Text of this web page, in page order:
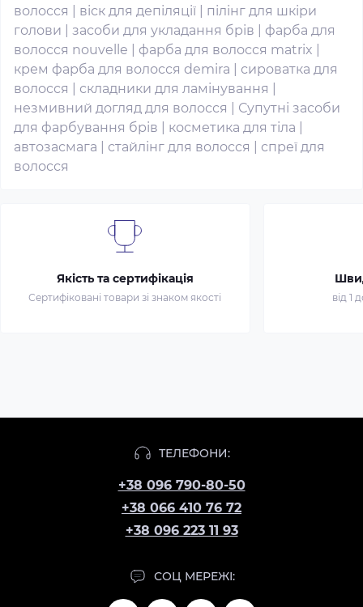
волосся
віск для депіляції
пілінг для шкіри
голови
засоби для укладання брів
фарба для
волосся nouvelle
фарба для волосся matrix
крем фарба для волосся demira
сироватка для
волосся
складники для ламінування
незмивний догляд для волосся
Супутні засоби
для фарбування брів
косметика для тіла
автозасмага
стайлінг для волосся
спреї для
волосся
Якість та сертифікація
Сертифіковані товари зі знаком якості від 1
ТЕЛЕФОНИ:
+38 096 790-80-50
+38 066 410 76 72
+38 096 223 11 93
СОЦ МЕРЕЖІ: